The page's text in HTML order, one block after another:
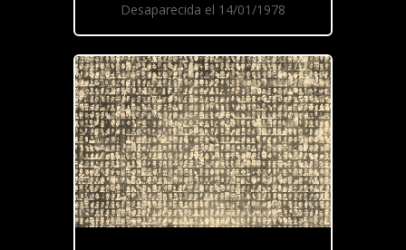
Desaparecida el 14/01/1978